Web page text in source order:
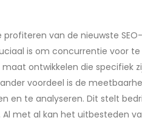
van de nieuwste
is om concurrentie voor te
ontwikkelen die specifiek
voordeel is de
te analyseren. Dit stelt
met al kan het uitbesteden